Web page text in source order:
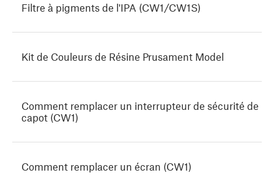
Filtre à pigments de l'IPA (CW1/CW1S)
Kit de Couleurs de Résine Prusament Model
Comment remplacer un interrupteur de sécurité de
capot (CW1)
Comment remplacer un écran (CW1)